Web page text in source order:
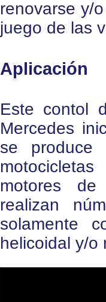
renovarse y/
juego de las
Aplicación
Este contol
Mercedes
se produce
motores
realizan
solamente
helicoidal y/